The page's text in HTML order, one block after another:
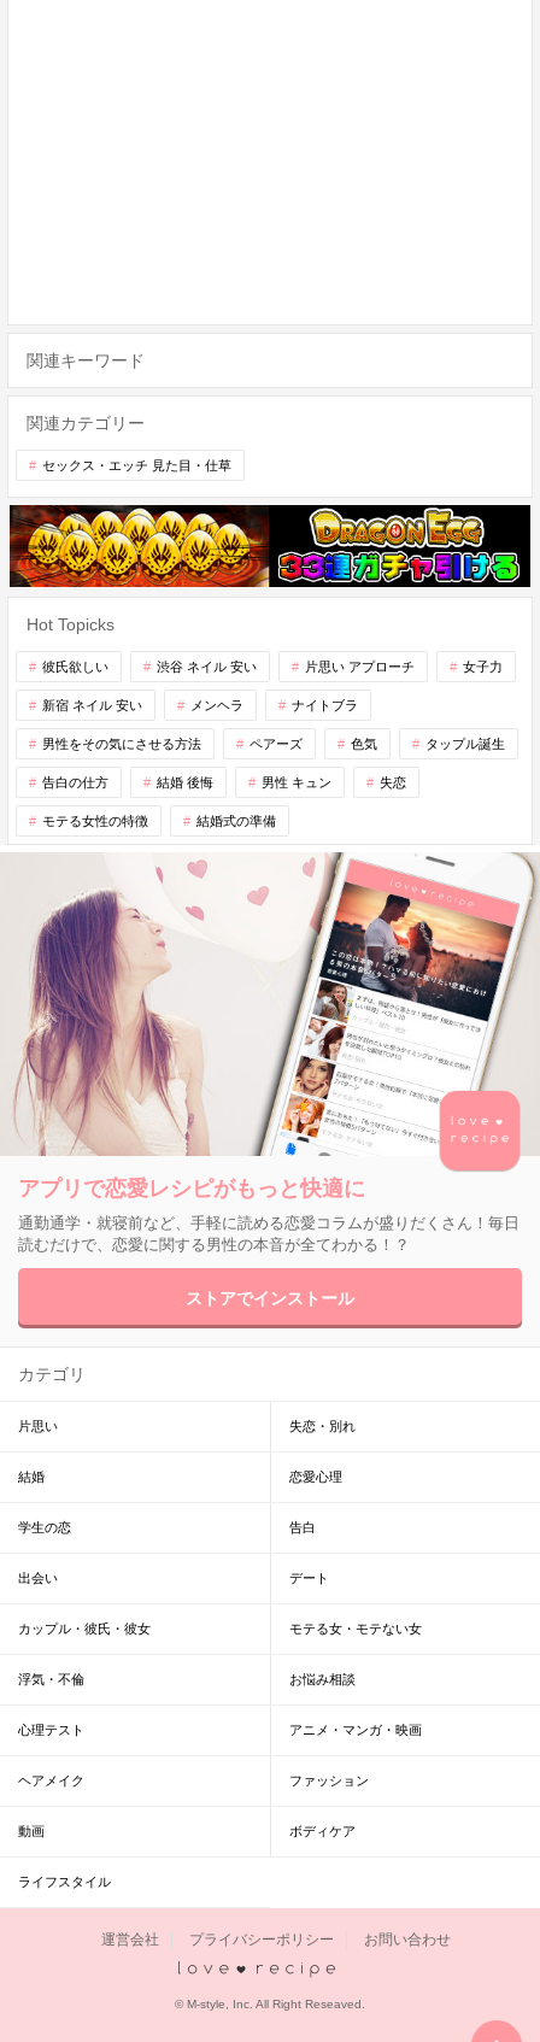
関連キーワード
関連カテゴリー
セックス・エッチ 見た目・仕草
Hot Topicks
彼氏欲しい 渋谷 ネイル 安い 片思い アプローチ 女子力
新宿 ネイル 安い メンヘラ ナイトブラ
男性をその気にさせる方法 ペアーズ 色気 タップル誕生
告白の仕方 結婚 後悔 男性 キュン 失恋
モテる女性の特徴 結婚式の準備
アプリで恋愛レシピがもっと快適に
通勤通学・就寝前など、手軽に読める恋愛コラムが盛りだくさん！毎日
読むだけで、恋愛に関する男性の本音が全てわかる！？
ストアでインストール
カテゴリ
片思い 失恋・別れ
結婚 恋愛心理
学生の恋 告白
出会い デート
カップル・彼氏・彼女 モテる女・モテない女
浮気・不倫 お悩み相談
心理テスト アニメ・マンガ・映画
ヘアメイク ファッション
動画 ボディケア
ライフスタイル
運営会社 プライバシーポリシー お問い合わせ
© M-style, Inc. All Right Reseaved.